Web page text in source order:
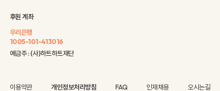
후원 계좌
우리은행
1005-101-413016
예금주 : (사)하트하트재단
이용약관 개인정보처리방침 FAQ 인재채용 오시는길